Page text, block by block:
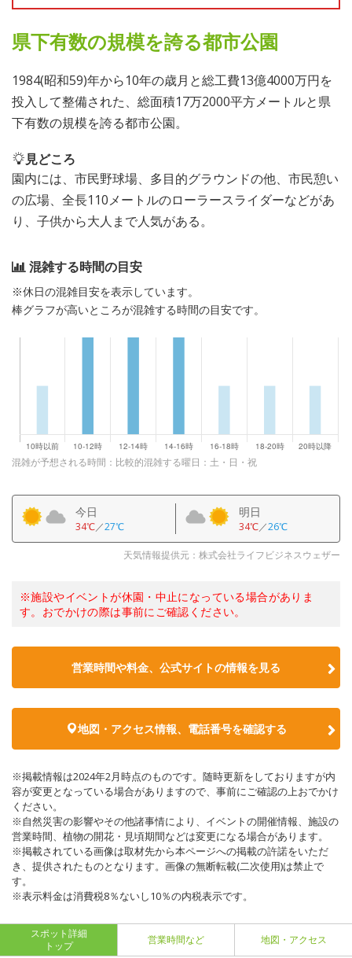
県下有数の規模を誇る都市公園
1984(昭和59)年から10年の歳月と総工費13億4000万円を
投入して整備された、総面積17万2000平方メートルと県
下有数の規模を誇る都市公園。
見どころ
園内には、市民野球場、多目的グラウンドの他、市民憩い
の広場、全長110メートルのローラースライダーなどがあ
り、子供から大人まで人気がある。
混雑する時間の目安
※休日の混雑目安を表示しています。
棒グラフが高いところが混雑する時間の目安です。
混雑が予想される時間：比較的混雑する曜日：土・日・祝
今日
34℃／27℃
明日
34℃／26℃
天気情報提供元：株式会社ライフビジネスウェザー
※施設やイベントが休園・中止になっている場合がありま
す。おでかけの際は事前にご確認ください。
営業時間や料金、公式サイトの情報を見る
地図・アクセス情報、電話番号を確認する
※掲載情報は2024年2月時点のものです。随時更新をしておりますが内
容が変更となっている場合がありますので、事前にご確認の上おでかけ
ください。
※自然災害の影響やその他諸事情により、イベントの開催情報、施設の
営業時間、植物の開花・見頃期間などは変更になる場合があります。
※掲載されている画像は取材先から本ページへの掲載の許諾をいただ
き、提供されたものとなります。画像の無断転載(二次使用)は禁止で
す。
※表示料金は消費税8％ないし10％の内税表示です。
スポット詳細
トップ
営業時間など 地図・アクセス